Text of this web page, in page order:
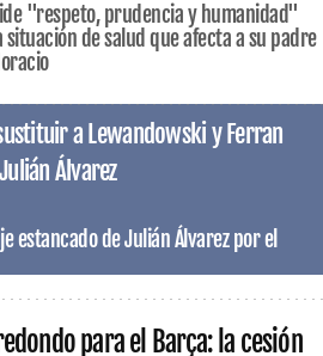
"respeto, prudencia y humanidad"
situación de salud que afecta a su padre
a Lewandowski y Ferran
Álvarez
estancado de Julián Álvarez por el
para el Barça: la cesión